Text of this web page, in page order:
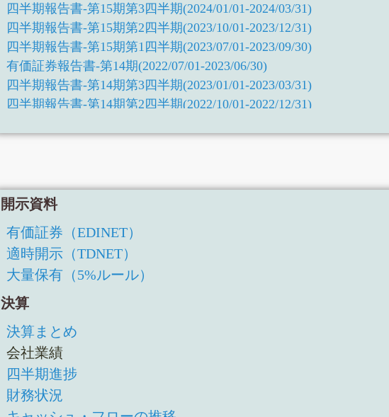
四半期報告書-第15期第3四半期(2024/01/01-2024/03/31)
四半期報告書-第15期第2四半期(2023/10/01-2023/12/31)
四半期報告書-第15期第1四半期(2023/07/01-2023/09/30)
有価証券報告書-第14期(2022/07/01-2023/06/30)
四半期報告書-第14期第3四半期(2023/01/01-2023/03/31)
四半期報告書-第14期第2四半期(2022/10/01-2022/12/31)
有価証券報告書-第13期(令和3年7月1日-令和4年6月30日)
四半期報告書-第13期第2四半期(令和3年10月1日-令和3年12月31日)
四半期報告書-第13期第1四半期(令和3年7月1日-令和3年9月30日)
有価証券報告書-第12期(令和2年7月1日-令和3年6月30日)
四半期報告書-第12期第3四半期(令和3年1月1日-令和3年3月31日)
訂正有価証券届出書(新規公開時)
訂正有価証券届出書(新規公開時)
有価証券届出書(新規公開時)
開示資料
有価証券（EDINET）
適時開示（TDNET）
大量保有（5%ルール）
決算
決算まとめ
会社業績
四半期進捗
財務状況